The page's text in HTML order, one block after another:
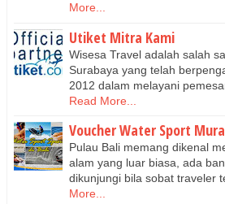
More...
Utiket Mitra Kami
Wisesa Travel adalah salah
Surabaya yang telah
2012 dalam melayani
Read More...
Voucher Water Sport
Pulau Bali memang dikenal
alam yang luar biasa, ada
dikunjungi bila sobat traveler
More...